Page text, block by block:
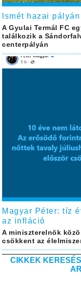
Ismét hazai
A Gyulai Termál FC
találkozik a
centerpályán
Magyar Péter: tíz
az infláció
A miniszterelnök
csökkent az
CIKKEK